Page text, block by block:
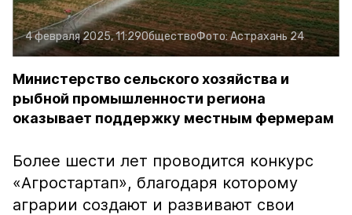
4 февраля 2025, 11:29ОбществоФото:Астрахань 24
Министерство сельского хозяйства и
рыбной промышленности региона
оказывает поддержку местным фермерам
Более шести лет проводится конкурс
«Агростартап», благодаря которому
аграрии создают и развивают свои